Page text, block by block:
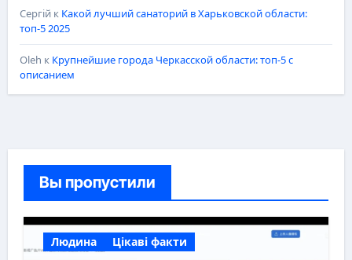
Сергійк Какой лучший санаторий в Харьковской области:
топ-5 2025
Oleh к Крупнейшие города Черкасской области: топ-5 с
описанием
Вы пропустили
Людина Цікаві факти